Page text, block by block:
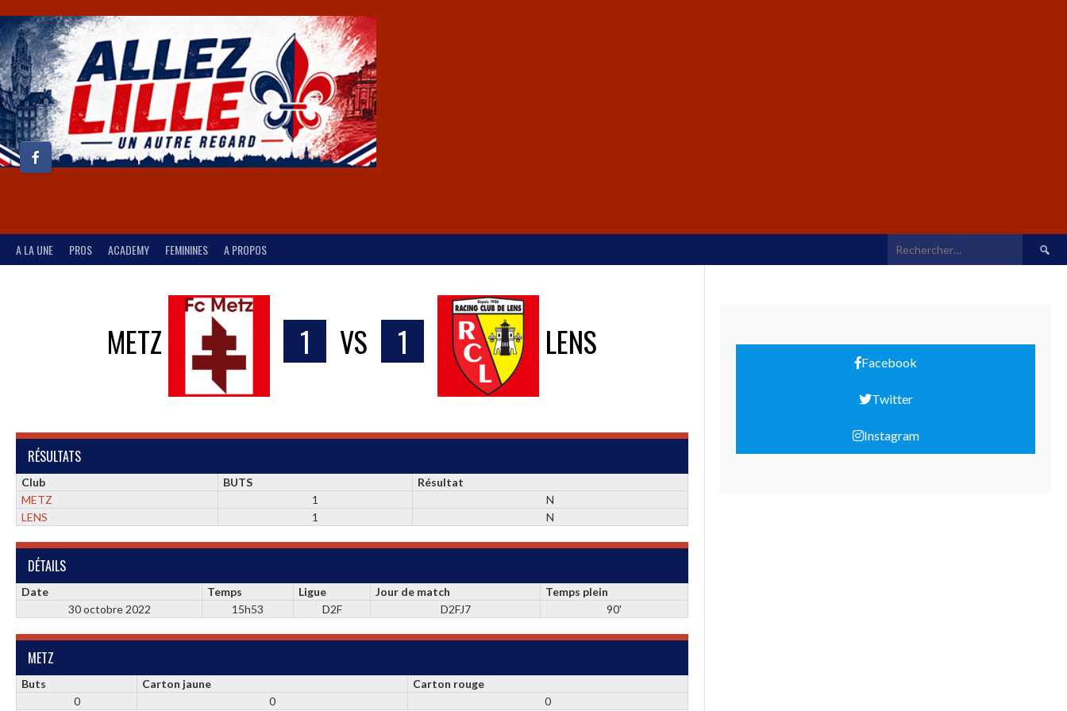
A LA UNE PROS ACADEMY FEMININES A PROPOS
METZ 1 VS 1 LENS
RÉSULTATS
Club BUTS
Résultat
METZ
1
N
LENS
1 N
DÉTAILS
Date Temps Ligue Jour de match
Temps plein
30 octobre 2022
15h53 D2F D2FJ7 90'
METZ
Buts Carton jaune
Carton rouge
0
0 0
Facebook
Twitter
Instagram